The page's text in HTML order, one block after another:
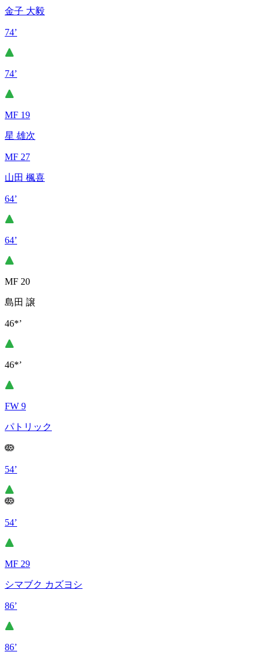
金子 大毅
74’
74’
MF 19
星 雄次
MF 27
山田 楓喜
64’
64’
MF 20
島田 譲
46*’
46*’
FW 9
パトリック
54’
54’
MF 29
シマブク カズヨシ
86’
86’